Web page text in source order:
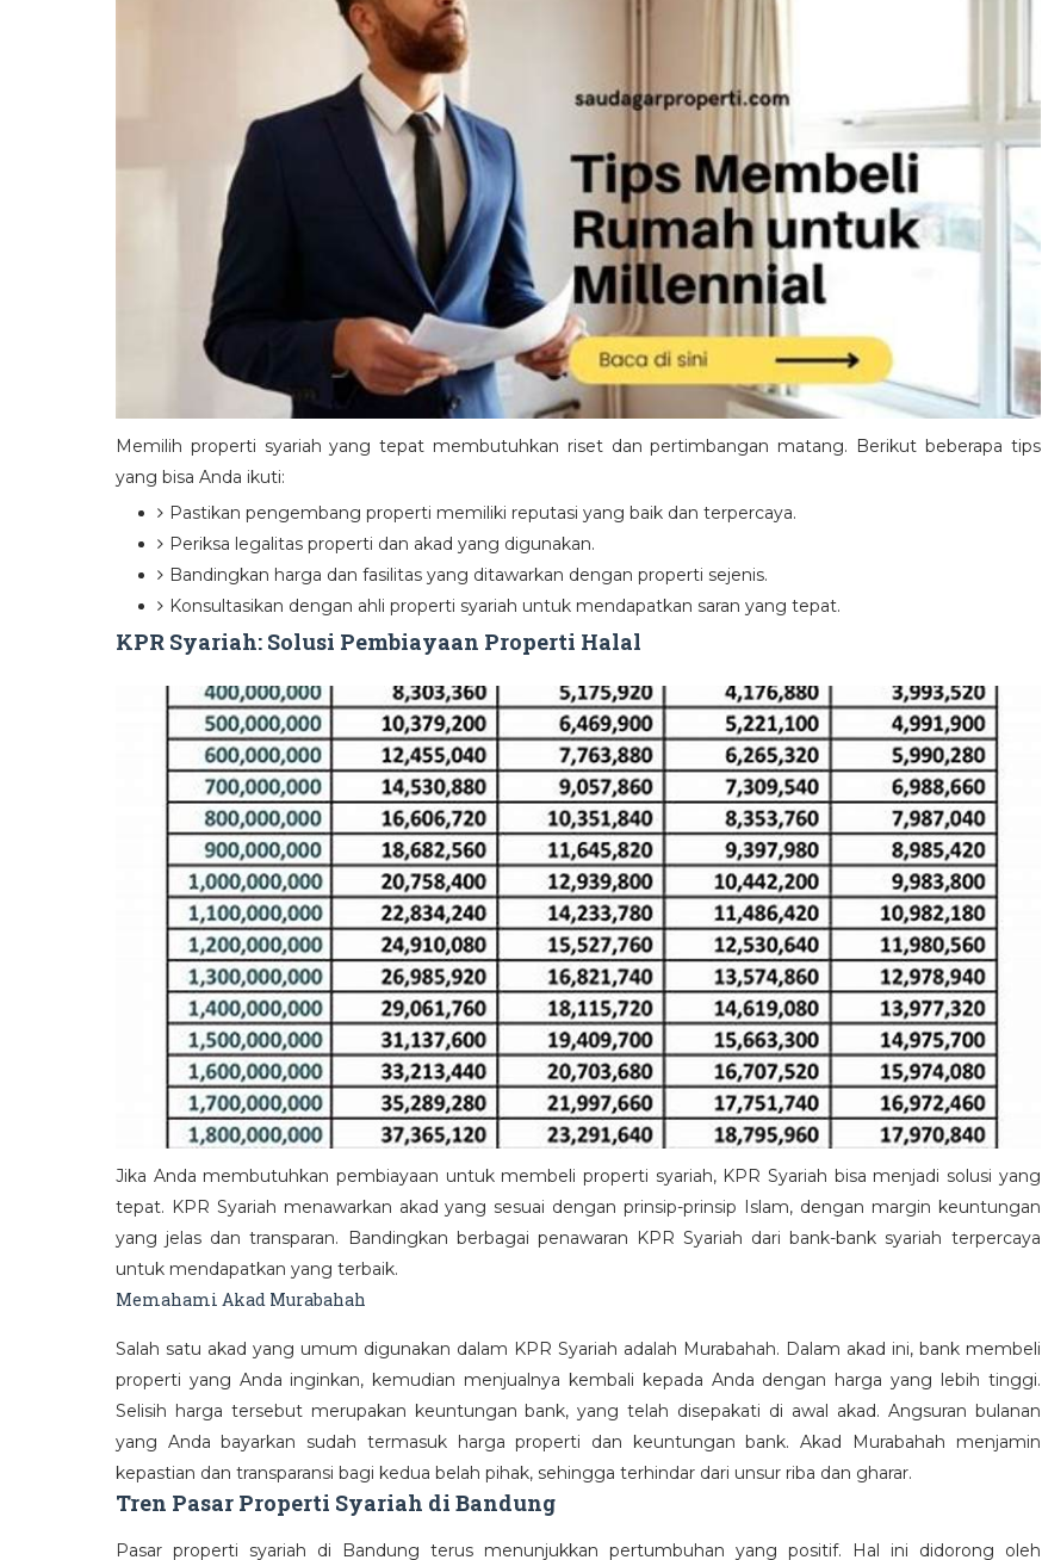
Memilih properti syariah yang tepat membutuhkan riset dan pertimbangan matang. Berikut beberapa tips
yang bisa Anda ikuti:
Pastikan pengembang properti memiliki reputasi yang baik dan terpercaya.
Periksa legalitas properti dan akad yang digunakan.
Bandingkan harga dan fasilitas yang ditawarkan dengan properti sejenis.
Konsultasikan dengan ahli properti syariah untuk mendapatkan saran yang tepat.
KPR Syariah: Solusi Pembiayaan Properti Halal
Jika Anda membutuhkan pembiayaan untuk membeli properti syariah, KPR Syariah bisa menjadi solusi yang
tepat. KPR Syariah menawarkan akad yang sesuai dengan prinsip-prinsip Islam, dengan margin keuntungan
yang jelas dan transparan. Bandingkan berbagai penawaran KPR Syariah dari bank-bank syariah terpercaya
untuk mendapatkan yang terbaik.
Memahami Akad Murabahah
Salah satu akad yang umum digunakan dalam KPR Syariah adalah Murabahah. Dalam akad ini, bank membeli
properti yang Anda inginkan, kemudian menjualnya kembali kepada Anda dengan harga yang lebih tinggi.
Selisih harga tersebut merupakan keuntungan bank, yang telah disepakati di awal akad. Angsuran bulanan
yang Anda bayarkan sudah termasuk harga properti dan keuntungan bank. Akad Murabahah menjamin
kepastian dan transparansi bagi kedua belah pihak, sehingga terhindar dari unsur riba dan gharar.
Tren Pasar Properti Syariah di Bandung
Pasar properti syariah di Bandung terus menunjukkan pertumbuhan yang positif. Hal ini didorong oleh